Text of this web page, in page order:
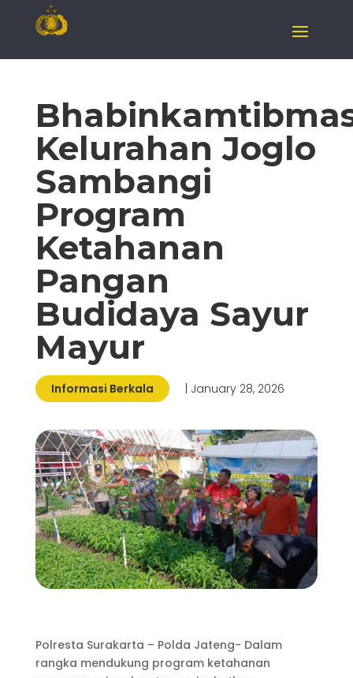
Kelurahan Joglo
Sambangi
Program
Ketahanan
Pangan
Budidaya Sayur
Mayur
Informasi Berkala | January 28, 2026
Polresta Surakarta – Polda Jateng- Dalam
rangka mendukung program ketahanan